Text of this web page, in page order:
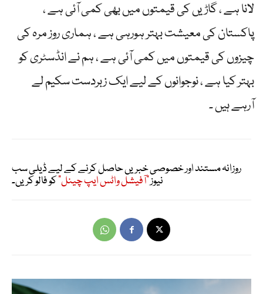
لانا ہے ، گاڑیں کی قیمتوں میں بھی کمی آئی ہے ،
پاکستان کی معیشت بہتر ہورہی ہے ، ہماری روز مرہ کی
چیزوں کی قیمتوں میں کمی آئی ہے ، ہم نے انڈسٹری کو
بہتر کیا ہے ، نوجوانوں کے لیے ایک زبردست سکیم لے
آرہے ہیں ۔
روزانہ مستند اور خصوصی خبریں حاصل کرنے کے لیے ڈیلی سب
نیوز"آفیشل واٹس ایپ چینل"کو فالو کریں۔